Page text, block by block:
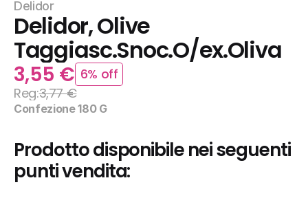
Delidor
Delidor, Olive
Taggiasc.Snoc.O/ex.Oliva
3,55 € 6% off
Reg:3,77 €
Confezione 180 G
Prodotto disponibile nei seguenti
punti vendita: